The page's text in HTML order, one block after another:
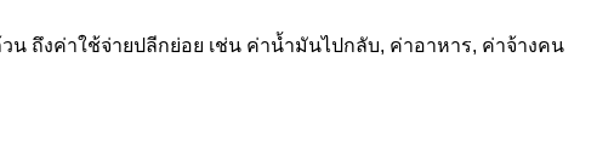
ถึงค่าใช้จ่ายปลีกย่อย เช่น ค่าน้ำมันไปกลับ, ค่าอาหาร, ค่าจ้างคน